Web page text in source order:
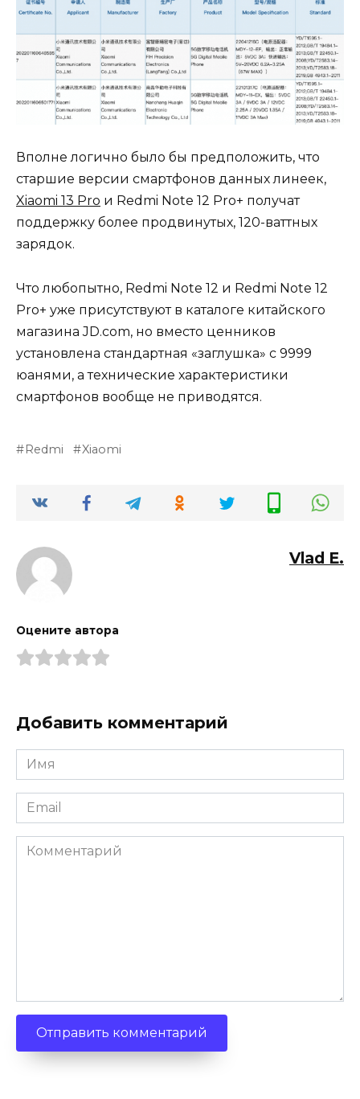
Вполне логично было бы предположить, что
старшие версии смартфонов данных линеек,
Xiaomi 13 Pro и Redmi Note 12 Pro+ получат
поддержку более продвинутых, 120-ваттных
зарядок.
Что любопытно, Redmi Note 12 и Redmi Note 12
Pro+ уже присутствуют в каталоге китайского
магазина JD.com, но вместо ценников
установлена стандартная «заглушка» с 9999
юанями, а технические характеристики
смартфонов вообще не приводятся.
Redmi Xiaomi
Vlad E.
Оцените автора
Добавить комментарий
Имя
*
Email
*
Комментарий